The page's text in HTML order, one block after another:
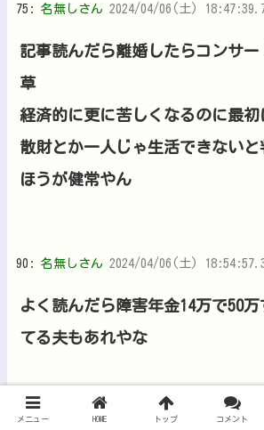
75: 名無しさん 2024/04/06(土)
記事読んだら離婚したらコンサ
草
経済的に更に苦しくなるのに最
散財とか一人じゃ生活できない
ほうが健常やん
90: 名無しさん 2024/04/06(土)
よく読んだら障害年金14万で50
てる夫もあれやな
96: 名無しさん 2024/04/06(土)
メニュー HOME トップ コメント